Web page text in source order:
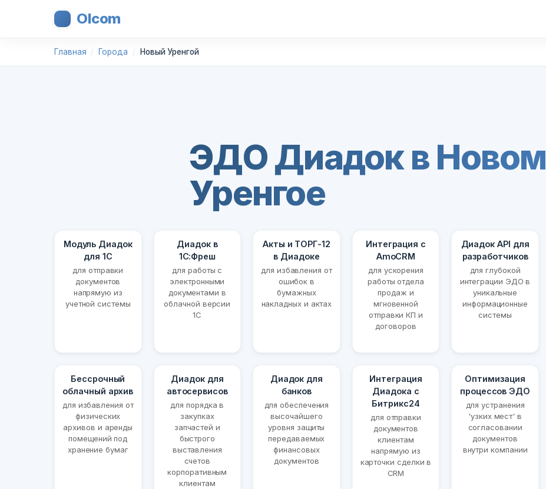
Olcom
Главная Города Новый Уренгой
ЭДО Диадок в Новом
Уренгое
Модуль Диадок
для 1С
для отправки
документов
напрямую из
учетной системы
Диадок в
1С:Фреш
для работы с
электронными
документами в
облачной версии
1С
Акты и ТОРГ-12
в Диадоке
для избавления от
ошибок в
бумажных
накладных и актах
Интеграция с
AmoCRM
для ускорения
работы отдела
продаж и
мгновенной
отправки КП и
договоров
Диадок API для
разработчиков
для глубокой
интеграции ЭДО в
уникальные
информационные
системы
Бессрочный
облачный архив
для избавления от
физических
архивов и аренды
помещений под
хранение бумаг
Диадок для
автосервисов
для порядка в
закупках
запчастей и
быстрого
выставления
счетов
корпоративным
клиентам
Диадок для
банков
для обеспечения
высочайшего
уровня защиты
передаваемых
финансовых
документов
Интеграция
Диадока с
Битрикс24
для отправки
документов
клиентам
напрямую из
карточки сделки в
CRM
Оптимизация
процессов ЭДО
для устранения
'узких мест' в
согласовании
документов
внутри компании